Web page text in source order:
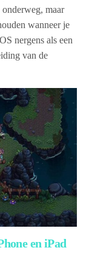
onderweg, maar
wanneer je
nergens als een
van de
en iPad